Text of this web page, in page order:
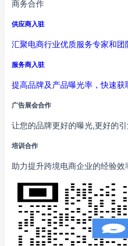
商务合作
供应商入驻
汇聚电商行业优质服务专家和团
服务商入驻
提高品牌及产品曝光率，快速获
广告展会合作
让您的品牌更好的曝光,更好的
培训合作
助力提升跨境电商企业的经验效